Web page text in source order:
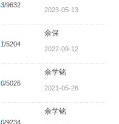
3/9632
2023-05-13
1/5204
余保
2022-09-12
0/5026
余学铭
2021-05-26
0/9234
余学铭